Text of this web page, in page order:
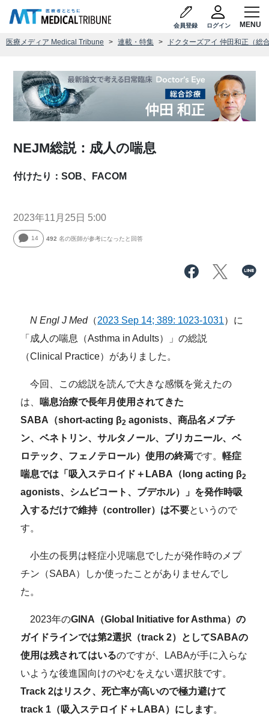
会員登録 ログイン
医療メディア Medical Tribune 連載・特集 ドクターズアイ 仲田和正（総
NEJM総説：成人の喘息
付けたり：SOB、FACOM
2023年11月25日 5:00
14 492 名の医師が参考になったと回答
N Engl J Med（2023 Sep 14; 389: 1023-1031）に
「成人の喘息（Asthma in Adults）」の総説
（Clinical Practice）がありました。
今回、この総説を読んで大きな感慨を覚えたの
は、 喘息治療で長年月使用されてきた
SABA（short-acting β2 agonists、商品名メプチ
ン、ベネトリン、サルタノール、ブリカニール、ベ
ロテック、フェノテロール）使用の終焉です。軽症
喘息では「吸入ステロイド＋LABA（long acting β2
agonists、シムビコート、ブデホル）」を発作時吸
入するだけで維持（controller）は不要というので
す。
小生の長男は軽症小児喘息でしたが発作時のメプ
チン（SABA）しか使ったことがありませんでし
た。
2023年のGINA（Global Initiative for Asthma）の
ガイドラインでは第2選択（track 2）としてSABAの
使用は残されてはいるのですが、LABAが手に入らな
いような後進国向けのやむをえない選択肢です。
Track 2はリスク、死亡率が高いので極力避けて
track 1（吸入ステロイド＋LABA）にします。